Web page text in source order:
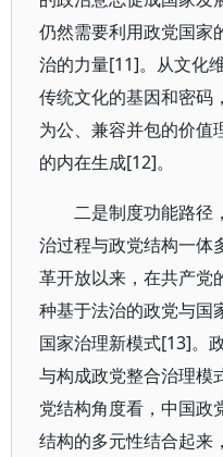
仍然需要利用政党国家
治的力量[11]。从文化
传统文化的基因和密码
为公、兼容并包的价值
的内在生成[12]。
二是制度功能路径
治过程与政党结构一体
革开放以来，在共产党
种基于法治的政党与国
国家治理新模式[13]。
与构成政党整合治理模
党结构角度看，中国政
结构的多元性结合起来